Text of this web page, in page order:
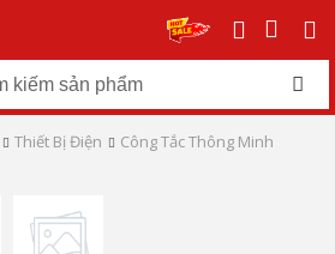
Thiết Bị Điện Công Tắc Thông Minh